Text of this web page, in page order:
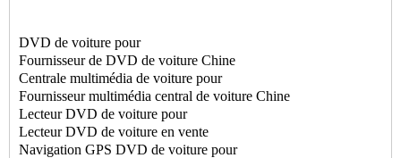
DVD de voiture pour
Fournisseur de DVD de voiture Chine
Centrale multimédia de voiture pour
Fournisseur multimédia central de voiture Chine
Lecteur DVD de voiture pour
Lecteur DVD de voiture en vente
Navigation GPS DVD de voiture pour